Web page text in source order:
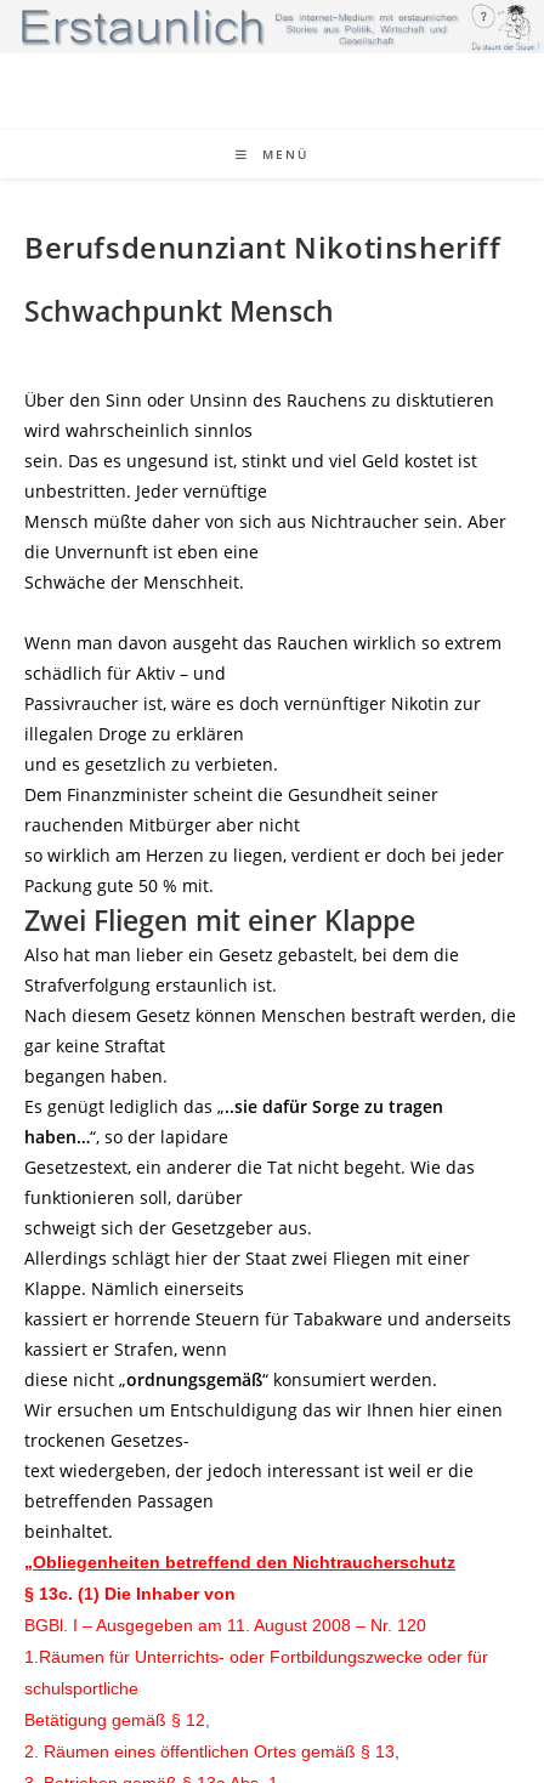
Zum
Inhalt
MENÜ
Berufsdenunziant Nikotinsheriff
Schwachpunkt Mensch
Über den Sinn oder Unsinn des Rauchens zu disktutieren
wird wahrscheinlich sinnlos
sein. Das es ungesund ist, stinkt und viel Geld kostet ist
unbestritten. Jeder vernüftige
Mensch müßte daher von sich aus Nichtraucher sein. Aber
die Unvernunft ist eben eine
Schwäche der Menschheit.
Wenn man davon ausgeht das Rauchen wirklich so extrem
schädlich für Aktiv – und
Passivraucher ist, wäre es doch vernünftiger Nikotin zur
illegalen Droge zu erklären
und es gesetzlich zu verbieten.
Dem Finanzminister scheint die Gesundheit seiner
rauchenden Mitbürger aber nicht
so wirklich am Herzen zu liegen, verdient er doch bei jeder
Packung gute 50 % mit.
Zwei Fliegen mit einer Klappe
Also hat man lieber ein Gesetz gebastelt, bei dem die
Strafverfolgung erstaunlich ist.
Nach diesem Gesetz können Menschen bestraft werden, die
gar keine Straftat
begangen haben.
Es genügt lediglich das „..sie dafür Sorge zu tragen
haben…“, so der lapidare
Gesetzestext, ein anderer die Tat nicht begeht. Wie das
funktionieren soll, darüber
schweigt sich der Gesetzgeber aus.
Allerdings schlägt hier der Staat zwei Fliegen mit einer
Klappe. Nämlich einerseits
kassiert er horrende Steuern für Tabakware und anderseits
kassiert er Strafen, wenn
diese nicht „ordnungsgemäß“ konsumiert werden.
Wir ersuchen um Entschuldigung das wir Ihnen hier einen
trockenen Gesetzes-
text wiedergeben, der jedoch interessant ist weil er die
betreffenden Passagen
beinhaltet.
„Obliegenheiten betreffend den Nichtraucherschutz
§ 13c. (1) Die Inhaber von
BGBl. I – Ausgegeben am 11. August 2008 – Nr. 120
1.Räumen für Unterrichts- oder Fortbildungszwecke oder für
schulsportliche
Betätigung gemäß § 12,
2. Räumen eines öffentlichen Ortes gemäß § 13,